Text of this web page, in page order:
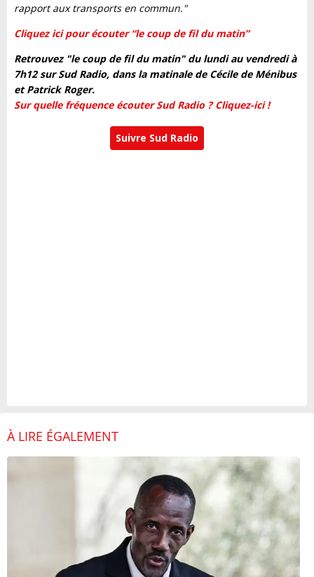
rapport aux transports en commun."
Cliquez ici pour écouter “le coup de fil du matin”
Retrouvez "le coup de fil du matin" du lundi au vendredi à
7h12 sur Sud Radio, dans la matinale de Cécile de Ménibus
et Patrick Roger.
Sur quelle fréquence écouter Sud Radio ? Cliquez-ici !
Suivre Sud Radio
À LIRE ÉGALEMENT